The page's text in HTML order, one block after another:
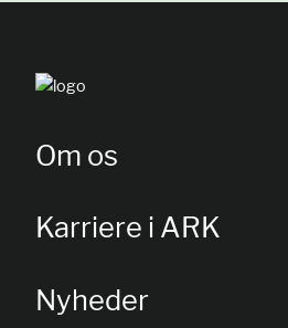
Om os
Karriere i ARK
Nyheder